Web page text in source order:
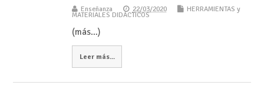
Enseñanza 22/03/2020 HERRAMIENTAS y
MATERIALES DIDÁCTICOS
(más…)
Leer más...